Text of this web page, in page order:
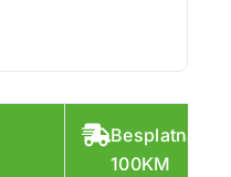
Besplatna
100KM